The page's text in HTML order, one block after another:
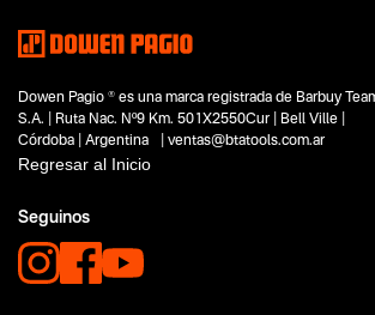
Dowen Pagio ® es una marca registrada de Barbuy
S.A. | Ruta Nac. Nº9 Km. 501X2550Cur | Bell Ville |
Córdoba | Argentina | ventas@btatools.com.ar
Regresar al Inicio
Seguinos